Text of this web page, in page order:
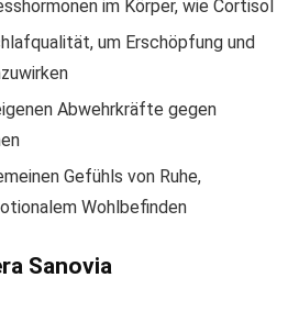
im Körper, wie Cortisol
um Erschöpfung und
Abwehrkräfte gegen
Gefühls von Ruhe,
Wohlbefinden
Sanovia